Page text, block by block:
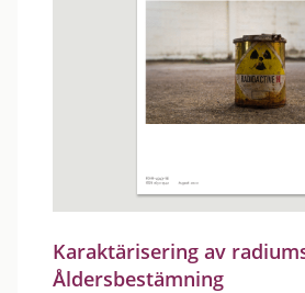
Karaktärisering av
Åldersbestämning